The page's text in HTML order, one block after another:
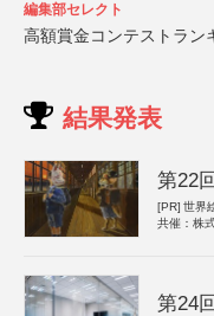
編集部セレクト
高額賞金コンテストラン
結果発表
第22
[PR] 世界
共催：株
第24